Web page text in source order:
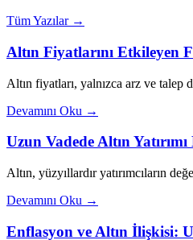
Tüm Yazılar →
Altın Fiyatlarını Etkileyen
Altın fiyatları, yalnızca arz ve talep
Devamını Oku →
Uzun Vadede Altın Yatırımı
Altın, yüzyıllardır yatırımcıların
Devamını Oku →
Enflasyon ve Altın İlişkisi: